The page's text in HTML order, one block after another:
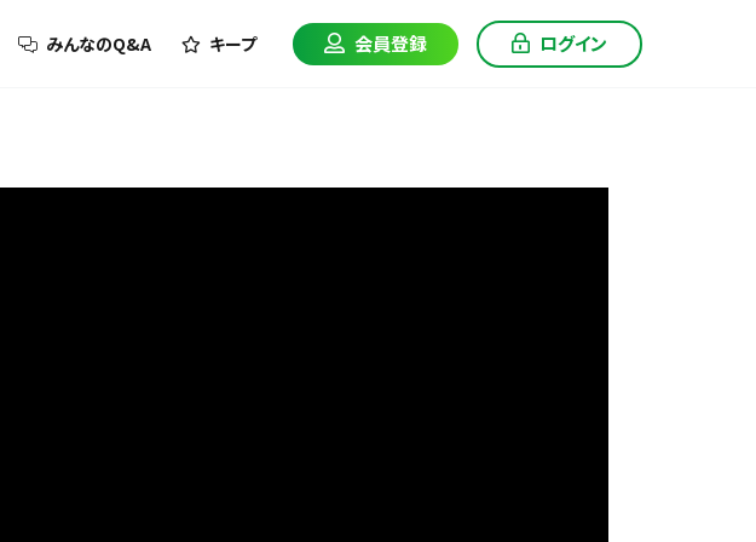
みんなのQ&A キープ 会員登録 ログイン